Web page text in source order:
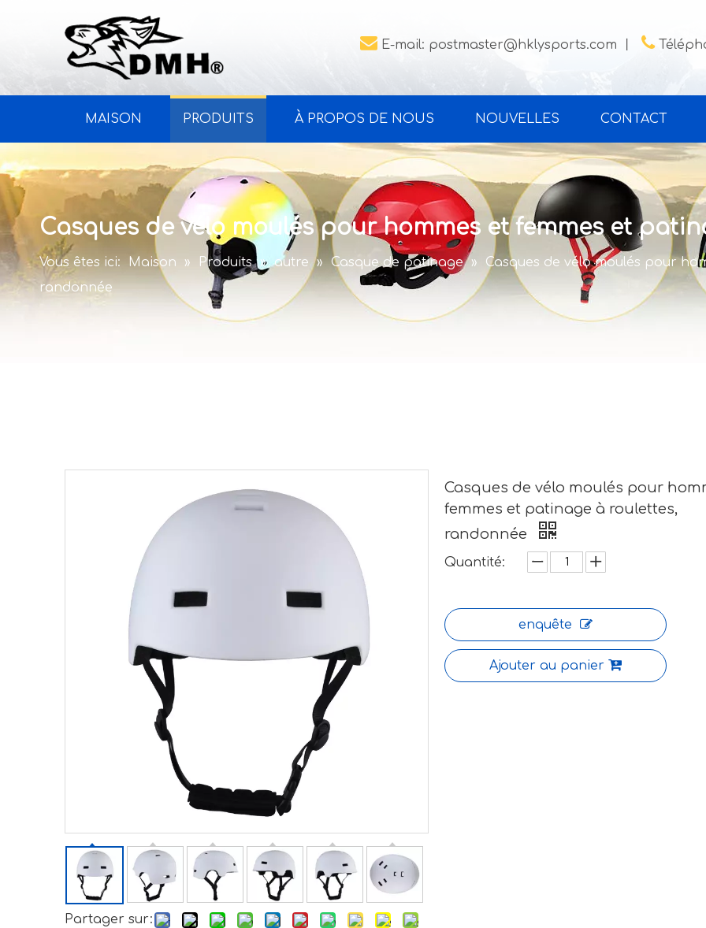
 E-mail: postmaster@hklysports.com 
MAISON PRODUITS À PROPOS DE NOUS NOUVELLES CONTACT
Casques de vélo moulés pour hommes et femmes et
Vous êtes ici: Maison » Produits » autre » Casque de patinage »
Casques de vélo moulés pour
randonnée
Partager sur:
Casques de vélo moulés pour
femmes et patinage à roulettes,
randonnée
Quantité:
enquête
Ajouter au panier